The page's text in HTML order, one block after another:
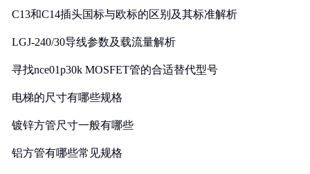
C13和C14插头国标与欧标的区别及其标准解析
LGJ-240/30导线参数及载流量解析
寻找nce01p30k MOSFET管的合适替代型号
电梯的尺寸有哪些规格
镀锌方管尺寸一般有哪些
铝方管有哪些常见规格